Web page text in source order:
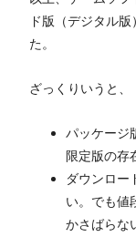
ド版（デジタル
た。
ざっくりいうと、
パッケージ
限定版の存
ダウンロー
い。でも値
かさばらな